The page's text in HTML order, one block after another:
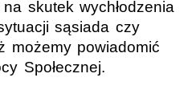
skutek wychłodzenia
sąsiada czy
możemy powiadomić
Społecznej.